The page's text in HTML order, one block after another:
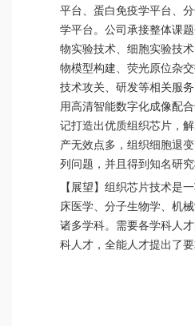
平台、蛋白免疫学平台、
学平台。公司承接整体课
物实验技术、细胞实验技
物模型构建、荧光原位杂
技术攻关、研发等相关服
用高清智能数字化成像配
记打造出优质组织芯片，
产无效点多，组织细胞退
列问题，并且得到知名研究
【展望】组织芯片技术是
床医学、分子生物学、机
诸多学科。需要各学科人
科人才，全能人才提出了要